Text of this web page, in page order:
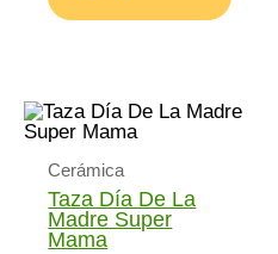
Cantidad
Cerámica
Taza Día De La
Madre Super
Mama